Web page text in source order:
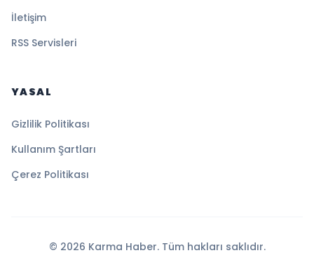
İletişim
RSS Servisleri
YASAL
Gizlilik Politikası
Kullanım Şartları
Çerez Politikası
© 2026 Karma Haber. Tüm hakları saklıdır.